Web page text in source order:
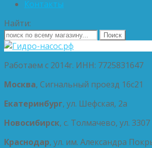
Контакты
Найти:
Работаем с 2014г. ИНН: 7725831647
Москва, Сигнальный проезд 16с21
Екатеринбург, ул. Шефская, 2а
Новосибирск, с. Толмачево, ул.
Краснодар, ул. им. Александра